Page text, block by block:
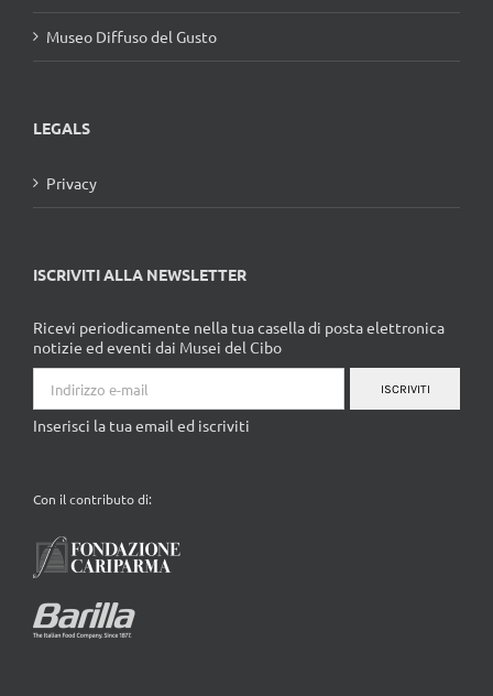
Museo Diffuso del Gusto
LEGALS
Privacy
ISCRIVITI ALLA NEWSLETTER
Ricevi periodicamente nella tua casella di posta elettronica
notizie ed eventi dai Musei del Cibo
ISCRIVITI
Inserisci la tua email ed iscriviti
Con il contributo di: